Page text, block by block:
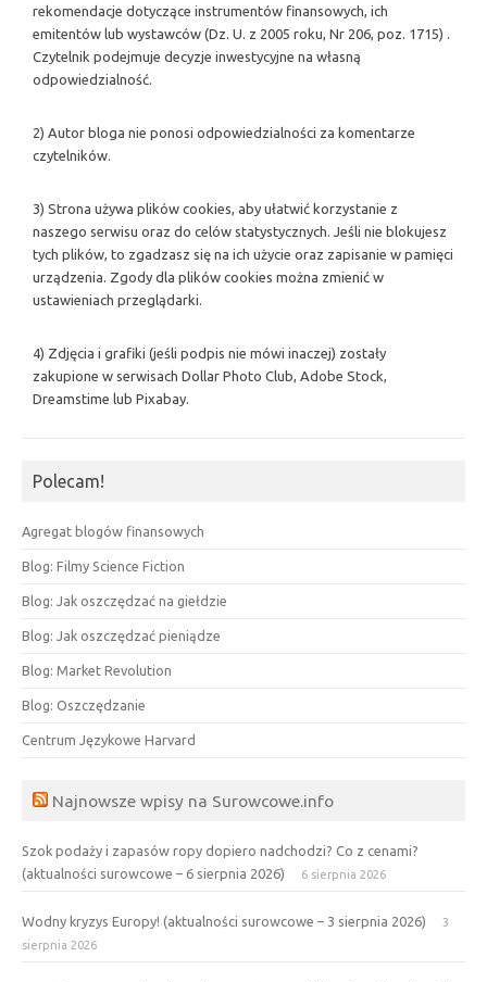
rekomendacje dotyczące instrumentów finansowych, ich
emitentów lub wystawców (Dz. U. z 2005 roku, Nr 206, poz. 1715) .
Czytelnik podejmuje decyzje inwestycyjne na własną
odpowiedzialność.
2) Autor bloga nie ponosi odpowiedzialności za komentarze
czytelników.
3) Strona używa plików cookies, aby ułatwić korzystanie z
naszego serwisu oraz do celów statystycznych. Jeśli nie blokujesz
tych plików, to zgadzasz się na ich użycie oraz zapisanie w pamięci
urządzenia. Zgody dla plików cookies można zmienić w
ustawieniach przeglądarki.
4) Zdjęcia i grafiki (jeśli podpis nie mówi inaczej) zostały
zakupione w serwisach Dollar Photo Club, Adobe Stock,
Dreamstime lub Pixabay.
Polecam!
Agregat blogów finansowych
Blog: Filmy Science Fiction
Blog: Jak oszczędzać na giełdzie
Blog: Jak oszczędzać pieniądze
Blog: Market Revolution
Blog: Oszczędzanie
Centrum Językowe Harvard
Najnowsze wpisy na Surowcowe.info
Szok podaży i zapasów ropy dopiero nadchodzi? Co z cenami?
(aktualności surowcowe – 6 sierpnia 2026)
6 sierpnia 2026
Wodny kryzys Europy! (aktualności surowcowe – 3 sierpnia 2026)
3
sierpnia 2026